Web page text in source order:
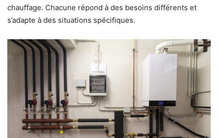
chauffage. Chacune répond à des besoins différents et
s’adapte à des situations spécifiques.